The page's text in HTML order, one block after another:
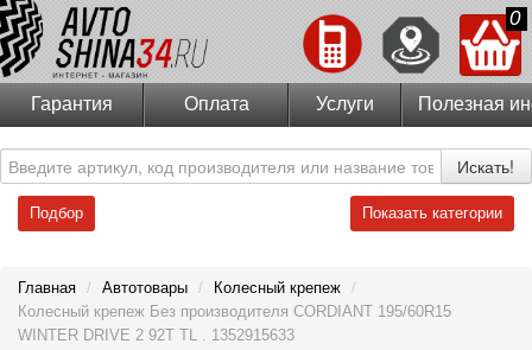
0
Гарантия Оплата Услуги Полезная
Искать!
Подбор Показать категории
Главная / Автотовары / Колесный крепеж /
Колесный крепеж Без производителя CORDIANT 195/60R15
WINTER DRIVE 2 92T TL . 1352915633